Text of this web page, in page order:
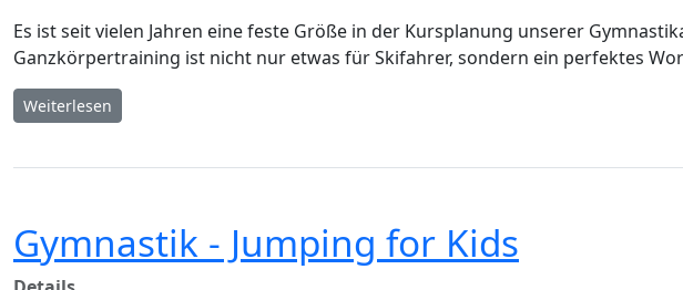
Es ist seit vielen Jahren eine feste Größe in der Kursplanung unserer
Ganzkörpertraining ist nicht nur etwas für Skifahrer, sondern ein perfektes
Weiterlesen
Gymnastik - Jumping for Kids